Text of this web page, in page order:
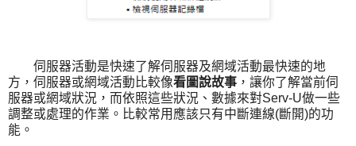
伺服器活動是快速了解伺服器及網域活動最快速的地
方，伺服器或網域活動比較像看圖說故事 ，讓你了解當前伺
服器或網域狀況，而依照這些狀況、數據來對Serv-U做一些
調整或處理的作業。比較常用應該只有中斷連線(斷開)的功
能。